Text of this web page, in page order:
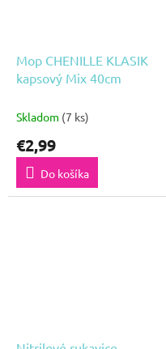
Mop CHENILLE KLASIK
kapsový Mix 40cm
Skladom (7 ks)
€2,99
Do košíka